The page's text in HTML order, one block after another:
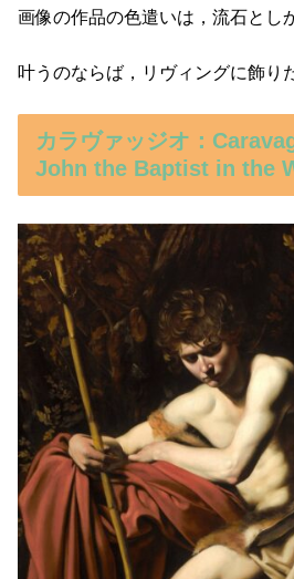
画像の作品の色遣いは，流石とし
叶うのならば，リヴィングに飾り
カラヴァッジオ：
John the Baptist in the